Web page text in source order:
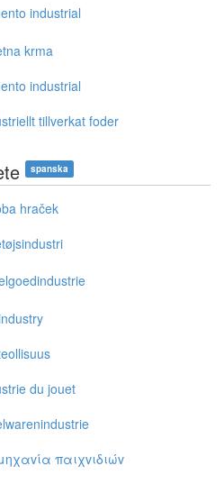
industrial
krma
industrial
tillverkat foder
spanska
hraček
du jouet
παιχvιδιώv